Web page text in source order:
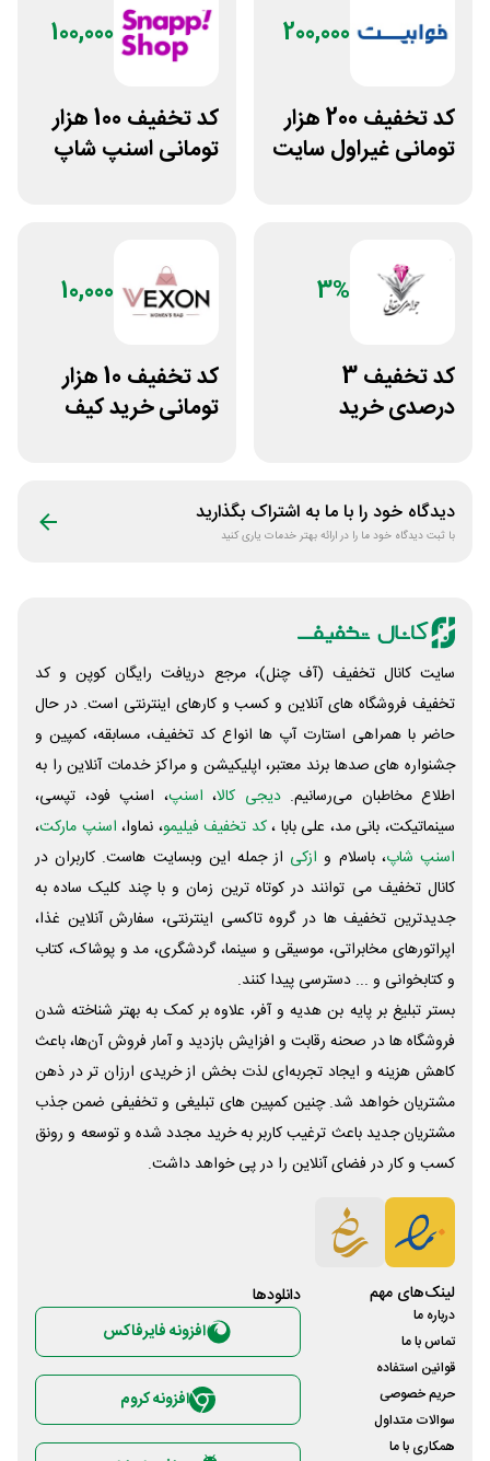
200,000
کد تخفیف 200 هزار
تومانی غیراول سایت
100,000
کد تخفیف 100 هزار
تومانی اسنپ شاپ
3%
کد تخفیف 3
درصدی خرید
10,000
کد تخفیف 10 هزار
تومانی خرید کیف
دیدگاه خود را با ما به اشتراک بگذارید
با ثبت دیدگاه خود ما را در ارائه بهتر خدمات یاری کنید
سایت کانال تخفیف (آف چنل)، مرجع دریافت رایگان کوپن و کد
تخفیف فروشگاه های آنلاین و کسب و‌ کارهای اینترنتی است. در حال
حاضر با همراهی استارت آپ ها انواع کد تخفیف، مسابقه، کمپین و
جشنواره های صدها برند معتبر، اپلیکیشن و مراکز خدمات آنلاین را به
اطلاع مخاطبان می‌رسانیم. دیجی کالا، اسنپ، اسنپ فود، تپسی،
سینماتیکت، بانی مد، علی‌ بابا ،کد تخفیف فیلیمو، نماوا، اسنپ مارکت،
اسنپ شاپ، باسلام و ازکی از جمله این وبسایت ‌هاست. کاربران در
کانال تخفیف می توانند در کوتاه ترین زمان و با چند کلیک ساده به
جدیدترین تخفیف ها در گروه تاکسی اینترنتی، سفارش آنلاین غذا،
اپراتورهای مخابراتی، موسیقی و سینما، گردشگری، مد و پوشاک، کتاب
و کتابخوانی و ... دسترسی پیدا کنند.
بستر تبلیغ بر پایه بن هدیه و آفر، علاوه بر کمک به بهتر شناخته شدن
فروشگاه ها در صحنه رقابت و افزایش بازدید و آمار فروش آن‌ها، باعث
کاهش هزینه و ایجاد تجربه‌ای لذت بخش از خریدی ارزان تر در ذهن
مشتریان خواهد شد. چنین کمپین های تبلیغی و تخفیفی ضمن جذب
مشتریان جدید باعث ترغیب کاربر به خرید مجدد شده و توسعه و رونق
کسب و کار در فضای آنلاین را در پی خواهد داشت.
لینک‌های مهم
درباره ما
تماس با ما
قوانین استفاده
حریم خصوصی
سوالات متداول
همکاری با ما
دانلود‌ها
افزونه فایرفاکس
افزونه کروم